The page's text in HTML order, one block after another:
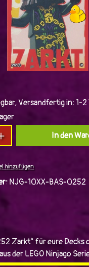
Versandfertig in: 1-2
Gib den
In den
hinzufügen
NJG-10XX-BAS-0252
Zarkt" für eure Decks
der LEGO Ninjago